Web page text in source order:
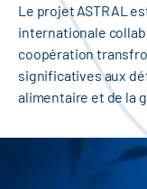
Le projet ASTRAL
internationale
coopération
significatives aux
alimentaire et de la